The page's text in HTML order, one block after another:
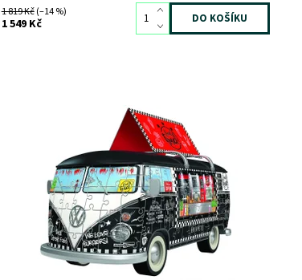
1 819 Kč(–14 %)
1 549 Kč
Skladem>3
RAVENSBURGER